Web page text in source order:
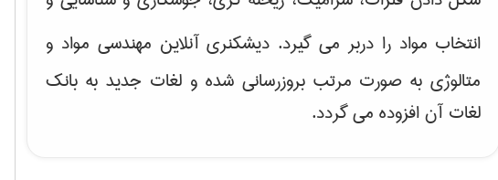
انتخاب مواد را دربر می گیرد. دیشکنری آنلاین مهندسی مواد و
متالوژی به صورت مرتب بروزرسانی شده و لغات جدید به بانک
لغات آن افزوده می گردد.